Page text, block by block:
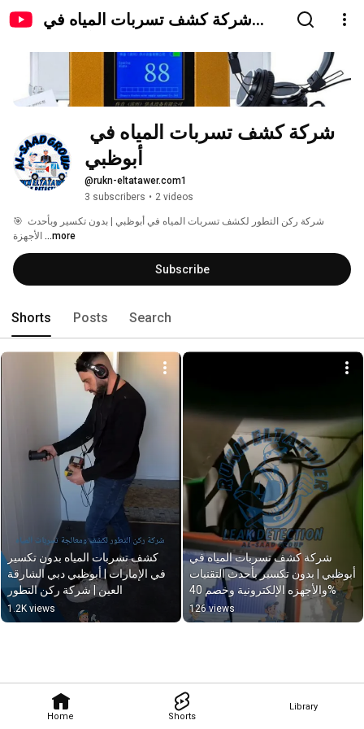
شركة كشف تسربات المياه في
Home Shorts
Library
أبوظبي
@rukn-eltatawer.com1
3 subscribers • 2 videos
🎯 شركة ركن التطور لكشف تسربات المياه في أبوظبي | بدون تكسير وبأحدث
...more
Subscribe
Shorts Posts Search
كشف تسربات المياه بدون تكسير
في الإمارات | أبوظبي دبي الشارقة
العين | شركة ركن التطور
1.2K views
شركة كشف تسربات المياه في
أبوظبي | بدون تكسير بأحدث التقنيات
والأجهزه الإلكترونية وخصم 40%
126 views